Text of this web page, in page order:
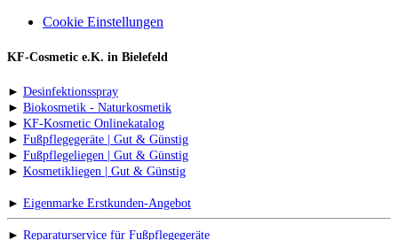
Cookie Einstellungen
KF-Cosmetic e.K. in Bielefeld
► Desinfektionsspray
► Biokosmetik - Naturkosmetik
► KF-Kosmetic Onlinekatalog
► Fußpflegegeräte | Gut & Günstig
► Fußpflegeliegen | Gut & Günstig
► Kosmetikliegen | Gut & Günstig
► Eigenmarke Erstkunden-Angebot
► Reparaturservice für Fußpflegegeräte